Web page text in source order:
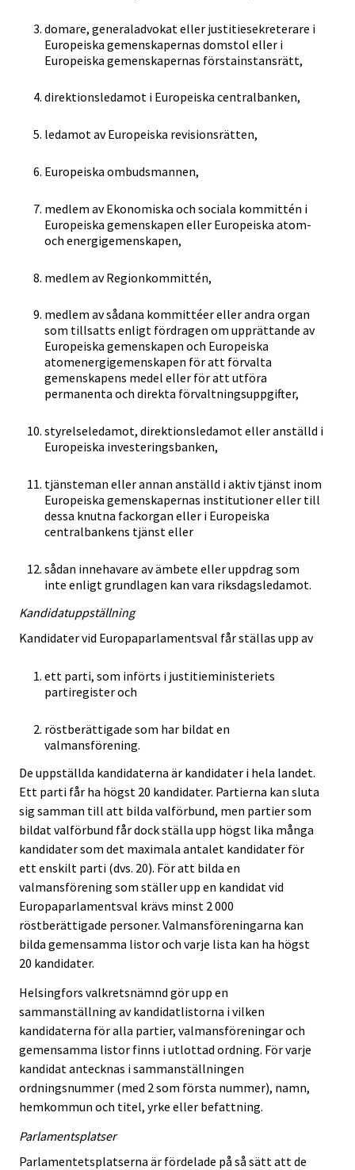
domare, generaladvokat eller justitiesekreterare i
Europeiska gemenskapernas domstol eller i
Europeiska gemenskapernas förstainstansrätt,
direktionsledamot i Europeiska centralbanken,
ledamot av Europeiska revisionsrätten,
Europeiska ombudsmannen,
medlem av Ekonomiska och sociala kommittén i
Europeiska gemenskapen eller Europeiska atom-
och energigemenskapen,
medlem av Regionkommittén,
medlem av sådana kommittéer eller andra organ
som tillsatts enligt fördragen om upprättande av
Europeiska gemenskapen och Europeiska
atomenergigemenskapen för att förvalta
gemenskapens medel eller för att utföra
permanenta och direkta förvaltningsuppgifter,
styrelseledamot, direktionsledamot eller anställd i
Europeiska investeringsbanken,
tjänsteman eller annan anställd i aktiv tjänst inom
Europeiska gemenskapernas institutioner eller till
dessa knutna fackorgan eller i Europeiska
centralbankens tjänst eller
sådan innehavare av ämbete eller uppdrag som
inte enligt grundlagen kan vara riksdagsledamot.
Kandidatuppställning
Kandidater vid Europaparlamentsval får ställas upp av
ett parti, som införts i justitieministeriets
partiregister och
röstberättigade som har bildat en
valmansförening.
De uppställda kandidaterna är kandidater i hela landet.
Ett parti får ha högst 20 kandidater. Partierna kan sluta
sig samman till att bilda valförbund, men partier som
bildat valförbund får dock ställa upp högst lika många
kandidater som det maximala antalet kandidater för
ett enskilt parti (dvs. 20). För att bilda en
valmansförening som ställer upp en kandidat vid
Europaparlamentsval krävs minst 2 000
röstberättigade personer. Valmansföreningarna kan
bilda gemensamma listor och varje lista kan ha högst
20 kandidater.
Helsingfors valkretsnämnd gör upp en
sammanställning av kandidatlistorna i vilken
kandidaterna för alla partier, valmansföreningar och
gemensamma listor finns i utlottad ordning. För varje
kandidat antecknas i sammanställningen
ordningsnummer (med 2 som första nummer), namn,
hemkommun och titel, yrke eller befattning.
Parlamentsplatser
Parlamentetsplatserna är fördelade på så sätt att de